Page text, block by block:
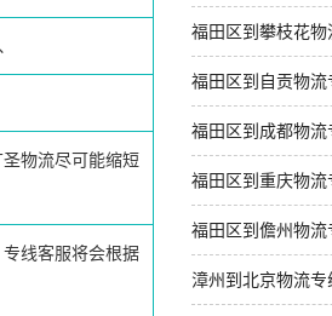
物流尽可能缩短
线客服将会根据